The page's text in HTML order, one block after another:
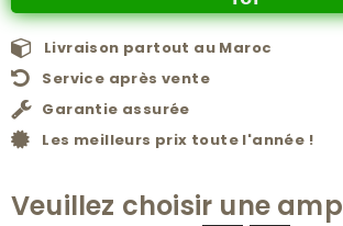
Livraison partout au Maroc
Service après vente
Garantie assurée
Les meilleurs prix toute l'année !
Veuillez choisir une